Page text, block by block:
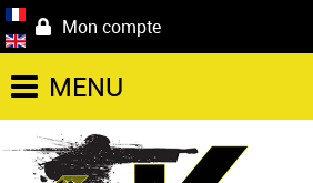
Mon compte
MENU